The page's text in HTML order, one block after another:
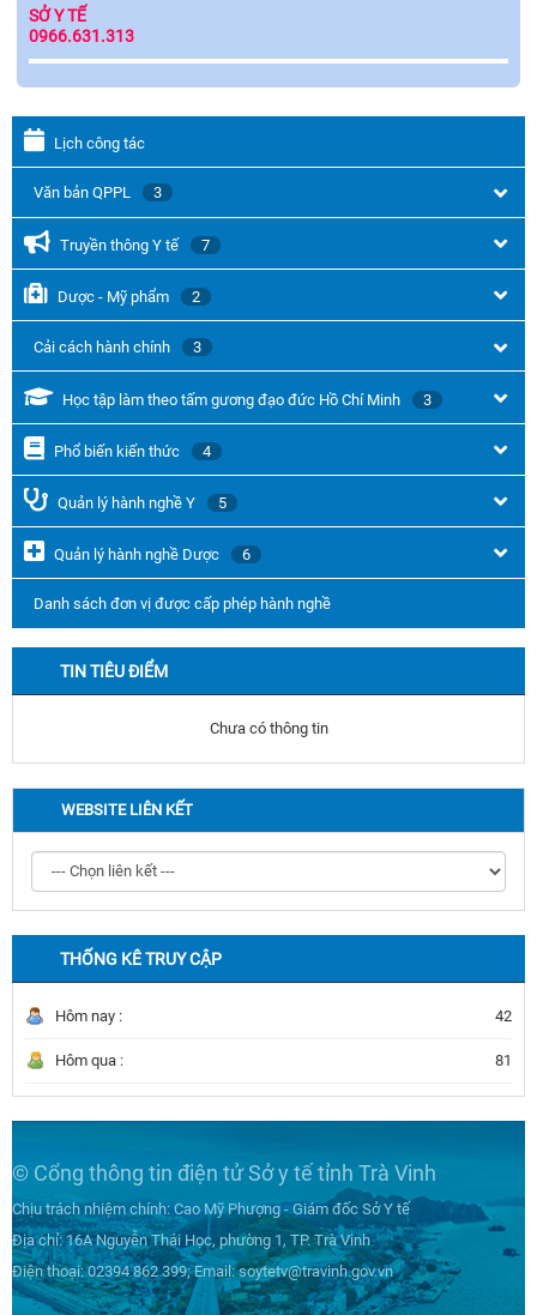
SỞ Y TẾ
0966.631.313
Lịch công tác
Văn bản QPPL 3
Truyền thông Y tế 7
Dược - Mỹ phẩm 2
Cải cách hành chính 3
Học tập làm theo tấm gương đạo đức Hồ Chí Minh 3
Phổ biến kiến thức 4
Quản lý hành nghề Y 5
Quản lý hành nghề Dược 6
Danh sách đơn vị được cấp phép hành nghề
TIN TIÊU ĐIỂM
Chưa có thông tin
WEBSITE LIÊN KẾT
THỐNG KÊ TRUY CẬP
Hôm nay : 42
Hôm qua : 81
© Cổng thông tin điện tử Sở y tế tỉnh Trà Vinh
Chịu trách nhiệm chính: Cao Mỹ Phượng - Giám đốc Sở Y tế
Địa chỉ: 16A Nguyễn Thái Học, phường 1, TP. Trà Vinh
Điện thoại: 02394 862 399; Email: soytetv@travinh.gov.vn